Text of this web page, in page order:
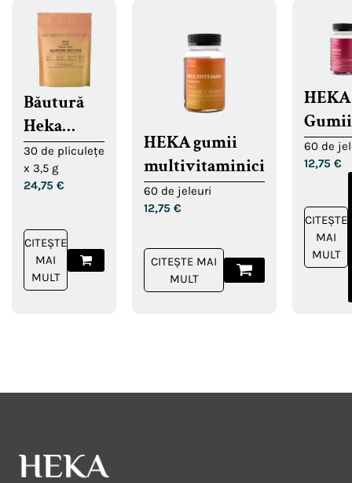
Băutură
Heka
pentru
creșterea
energiei și
30 de pliculețe
x 3,5 g
24,75 €
CITEȘTE
MAI
MULT
HEKA gumii
multivitaminici
60 de jeleuri
12,75 €
CITEȘTE MAI
MULT
HEKA
Gumii
60 de
12,75 €
CITEȘTE
MAI
MULT